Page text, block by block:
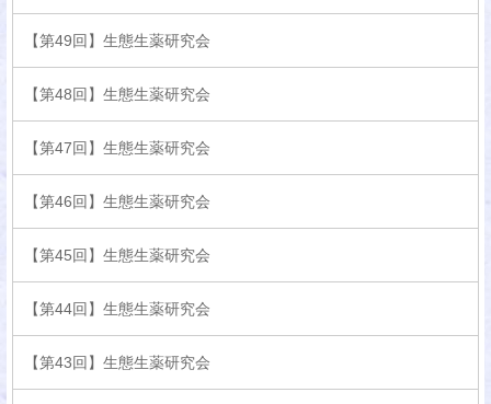
【第49回】生態生薬研究会
【第48回】生態生薬研究会
【第47回】生態生薬研究会
【第46回】生態生薬研究会
【第45回】生態生薬研究会
【第44回】生態生薬研究会
【第43回】生態生薬研究会